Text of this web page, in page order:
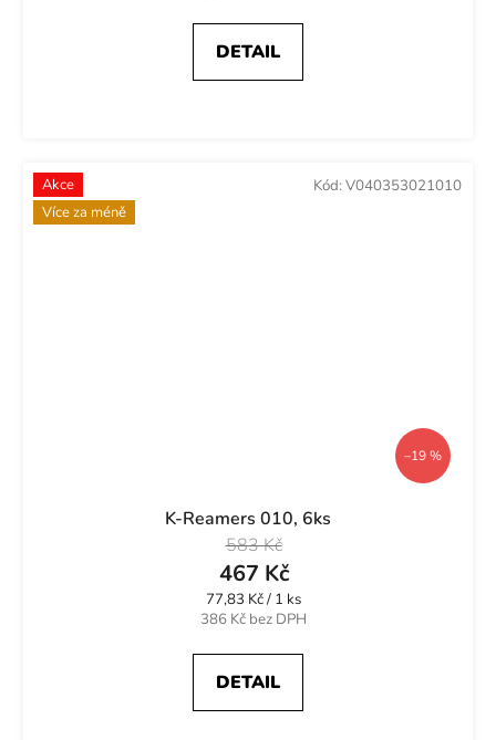
DETAIL
Akce
Více za méně
–19 %
K-Reamers 010, 6ks
386 Kč bez DPH
467 Kč
583 Kč
Měrná
cena:
77,83 Kč / 1 ks
DETAIL
Kód: V040353021010